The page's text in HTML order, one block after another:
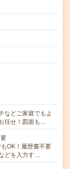
などご家庭でもよ
任せ！図面も…
OK！履歴書不要
どを入力す…